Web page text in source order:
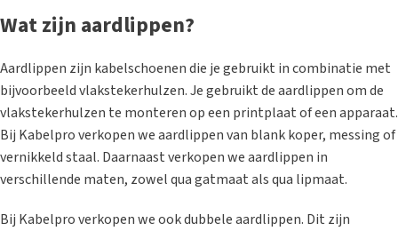
Wat zijn aardlippen?
Aardlippen zijn kabelschoenen die je gebruikt in combinatie met
bijvoorbeeld vlakstekerhulzen. Je gebruikt de aardlippen om de
vlakstekerhulzen te monteren op een printplaat of een apparaat.
Bij Kabelpro verkopen we aardlippen van blank koper, messing of
vernikkeld staal. Daarnaast verkopen we aardlippen in
verschillende maten, zowel qua gatmaat als qua lipmaat.
Bij Kabelpro verkopen we ook dubbele aardlippen. Dit zijn